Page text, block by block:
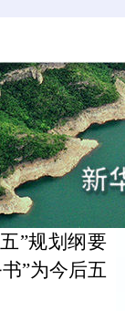
”规划纲要
”为今后五